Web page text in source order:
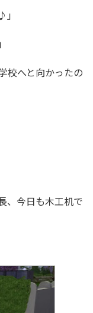
校へと向かったの
、今日も木工机で